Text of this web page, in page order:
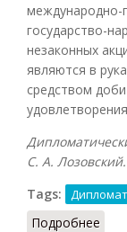
международно-
государство-
незаконных
являются в
средством
С. А.
Tags:
Подробнее